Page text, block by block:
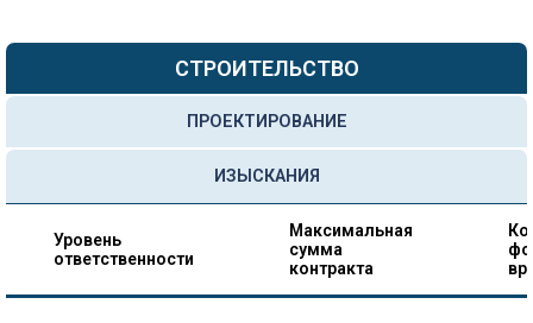
СТРОИТЕЛЬСТВО
ПРОЕКТИРОВАНИЕ
ИЗЫСКАНИЯ
Уровень
ответственности
Максимальная
сумма
контракта